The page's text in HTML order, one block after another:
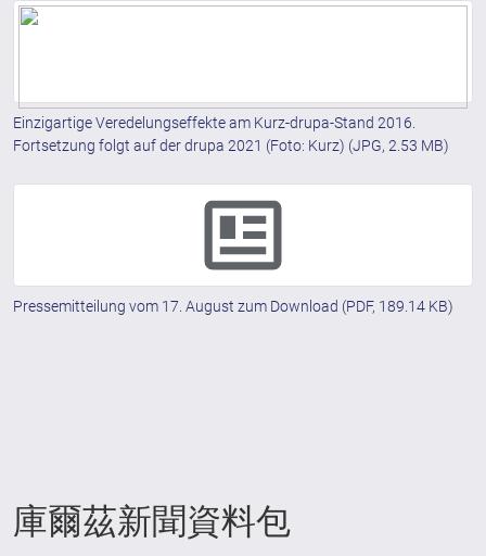
Einzigartige Veredelungseffekte am Kurz-drupa-Stand 2016.
Fortsetzung folgt auf der drupa 2021 (Foto: Kurz) (JPG, 2.53 MB)
Pressemitteilung vom 17. August zum Download (PDF, 189.14 KB)
庫爾茲新聞資料包